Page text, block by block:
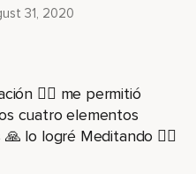
fuego.
el calor y la energía en tu
31, 2020
🧘‍♀️ me permitió
cuatro elementos
🙏 lo logré Meditando 🧘‍♀️